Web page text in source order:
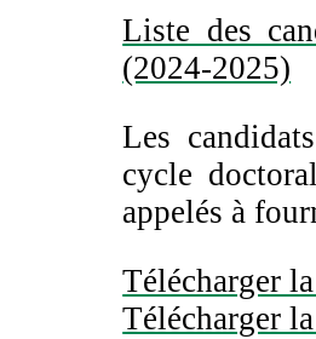
Liste des
(2024-2025)
Les
cycle
appelés à
Télécharger
Télécharger